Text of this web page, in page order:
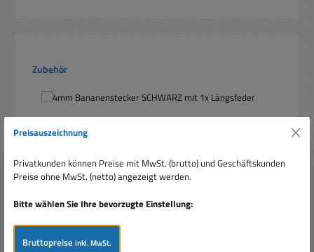
Produktgalerie überspringen
Zubehör
Preisauszeichnung
Privatkunden können Preise mit MwSt. (brutto) und Geschäftskunden
Preise ohne MwSt. (netto) angezeigt werden.
Bitte wählen Sie Ihre bevorzugte Einstellung:
Bruttopreiseinkl. MwSt.